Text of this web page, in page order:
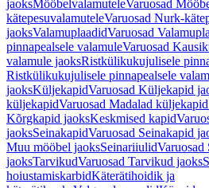
jaoksMööbelvalamuteleVaruosad
kätepesuvalamuteleVaruosad Nurk-
jaoksValamuplaadidVaruosad
pinnapealsele valamuleVaruosad
valamule jaoksRistkülikukujulisele
Ristkülikukujulisele pinnapealsele
jaoksKüljekapidVaruosad Küljekapid
küljekapidVaruosad Madalad
Kõrgkapid jaoksKeskmised kapid
jaoksSeinakapidVaruosad Seinakapid
Muu mööbel jaoksSeinariiulidVaruosad
jaoksTarvikudVaruosad Tarvikud jaoks
hoiustamiskarbidKäterätihoidik ja